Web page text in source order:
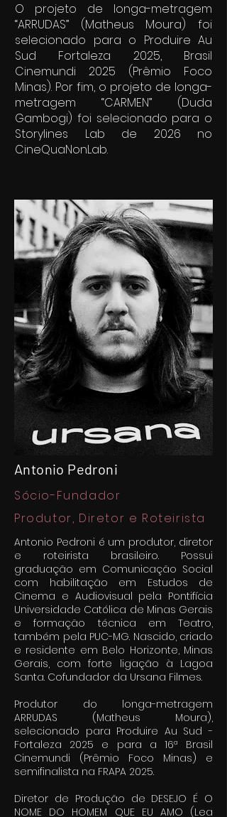
O projeto de longa-metragem
“ARRUDAS” (Matheus Moura) foi
selecionado para o Produire Au
Sud Fortaleza 2025, Brasil
Cinemundi 2025 (Prêmio Foco
Minas). Por fim, o projeto de longa-
metragem “CARMEN” (Duda
Gambogi) foi selecionado para o
Storylines Lab de 2026 no
CineQuaNonLab.
Antonio Pedroni
Sócio-Fundador
Produtor, Diretor e Roteirista
Antonio Pedroni é um produtor, diretor
e roteirista brasileiro. Possui
graduação em Comunicação Social
com habilitação em Estudos de
Cinema e Audiovisual pela Pontifícia
Universidade Católica de Minas Gerais
e formação técnica em Teatro,
também pela PUC-MG. Nascido, criado
e residente em Belo Horizonte, Minas
Gerais, com forte ligação à Lagoa
Santa. Cofundador da Ursana Filmes.
Produtor do longa-metragem
ARRUDAS (Matheus Moura),
selecionado para Produire Au Sud -
Fortaleza 2025 e para a 16ª Brasil
Cinemundi (Prêmio Foco Minas) e
semifinalista na FRAPA 2025.
Diretor de Produção de DESEJO É O
NOME DO HOMEM QUE EU AMO (Lea